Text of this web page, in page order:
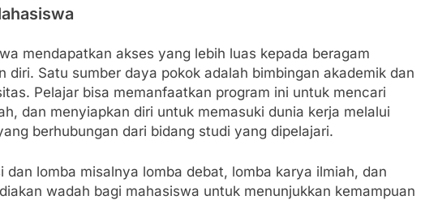
mendapatkan akses yang lebih luas kepada beragam
diri. Satu sumber daya pokok adalah bimbingan akademik dan
Pelajar bisa memanfaatkan program ini untuk mencari
dan menyiapkan diri untuk memasuki dunia kerja melalui
berhubungan dari bidang studi yang dipelajari.
dan lomba misalnya lomba debat, lomba karya ilmiah, dan
wadah bagi mahasiswa untuk menunjukkan kemampuan